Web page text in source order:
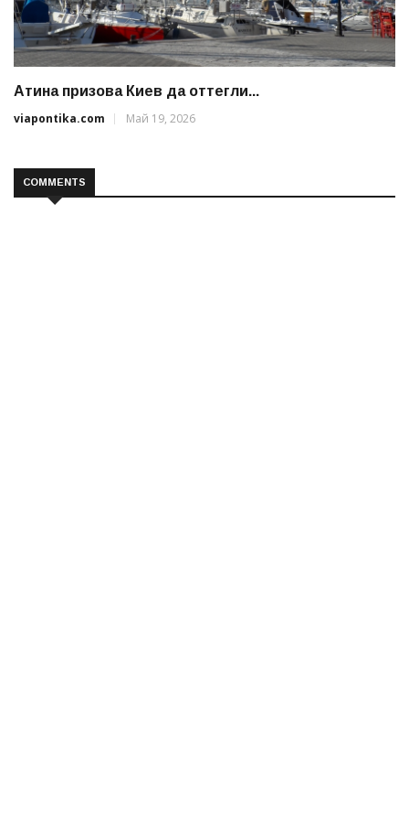
Атина призова Киев да оттегли...
viapontika.com
Май 19, 2026
COMMENTS